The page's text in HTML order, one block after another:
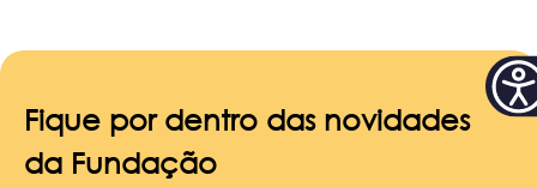
Fique por dentro das novidades
da Fundação